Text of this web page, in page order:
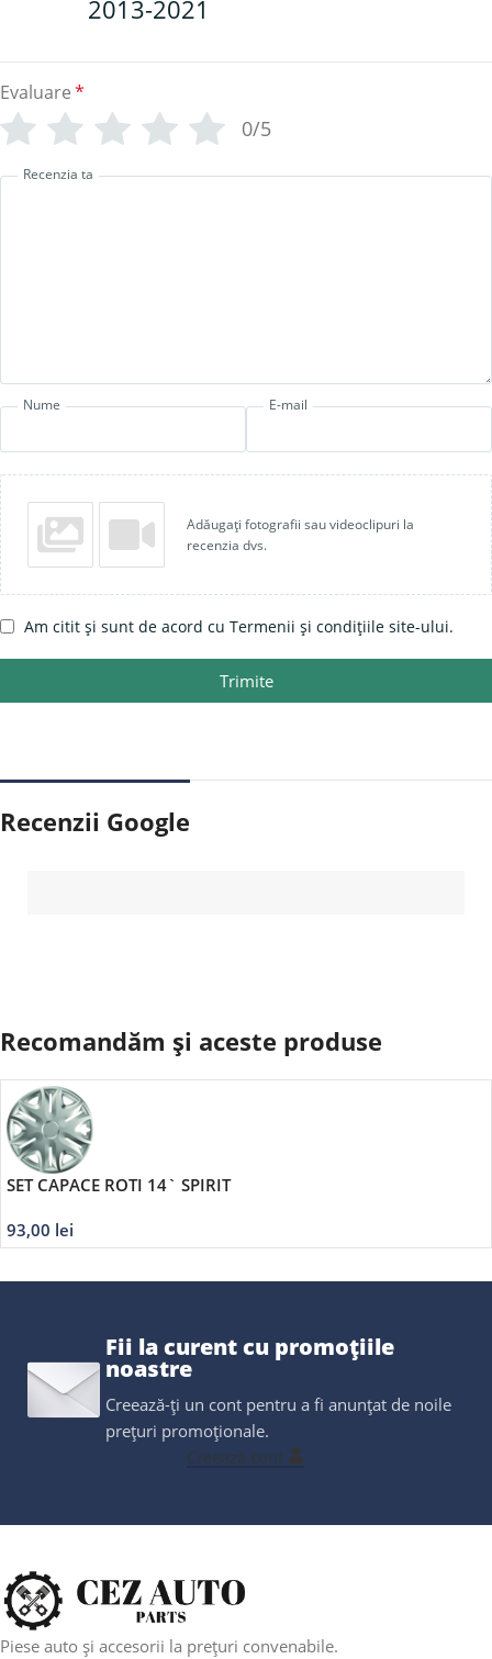
2013-2021
Evaluare*
0/5
Recenzia ta
Nume E-mail
Adăugați fotografii sau videoclipuri la
recenzia dvs.
Am citit și sunt de acord cu Termenii și condițiile site-ului.
Trimite
Recenzii Google
Recomandăm și aceste produse
SET CAPACE ROTI 14` SPIRIT
93,00 lei
Fii la curent cu promoțiile
noastre
Creează-ți un cont pentru a fi anunțat de noile
prețuri promoționale.
Creează cont
Piese auto și accesorii la prețuri convenabile.